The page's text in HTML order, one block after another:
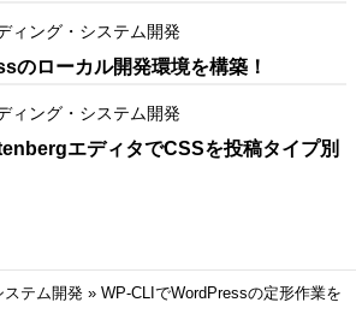
ィング・システム開発
のローカル開発環境を構築！
ィング・システム開発
エディタでCSSを投稿タイプ別
ステム開発 » WP-CLIでWordPressの定形作業を